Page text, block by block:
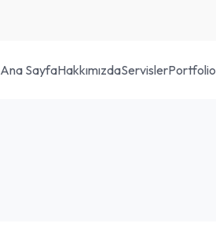
Ana SayfaHakkımızdaServislerPortfolio